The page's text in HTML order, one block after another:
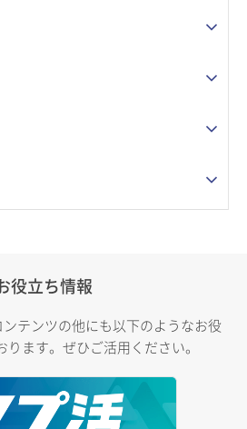
役立ち情報
テンツの他にも以下のようなお役
ます。ぜひご活用ください。